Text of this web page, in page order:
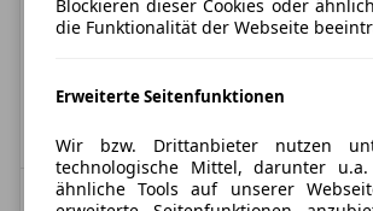
Verfügbar: Sofort
Kombinierter Kraftstoffverbrauch: 5,6 l/
Blockieren dieser Cookies oder
die Funktionalität der Webseite
Erweiterte Seitenfunktionen
Wir bzw. Drittanbieter nutzen
technologische Mittel, darunter
ähnliche Tools auf unserer